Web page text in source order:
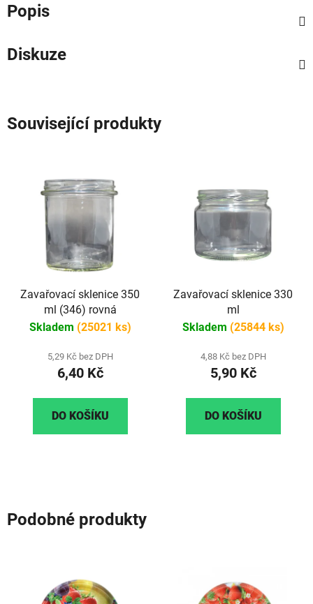
Popis
Diskuze
Související produkty
Zavařovací sklenice 350
ml (346) rovná
Skladem (25021 ks)
5,29 Kč bez DPH
6,40 Kč
DO KOŠÍKU
Zavařovací sklenice 330
ml
Skladem (25844 ks)
4,88 Kč bez DPH
5,90 Kč
DO KOŠÍKU
Podobné produkty